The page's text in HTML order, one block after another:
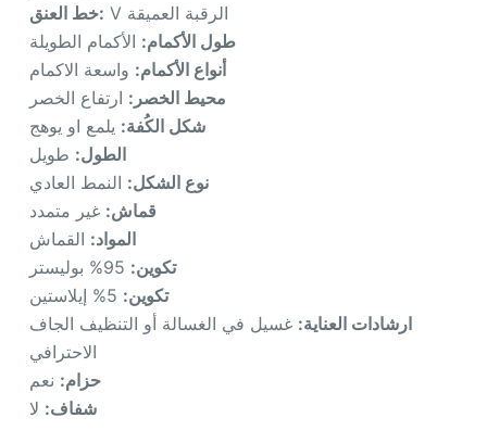
خط العنق:
V الرقبة العميقة
طول الأكمام: الأكمام الطويلة
أنواع الأكمام: واسعة الاكمام
محيط الخصر: ارتفاع الخصر
شكل الكُفة: يلمع او يوهج
الطول: طويل
نوع الشكل: النمط العادي
قماش: غير متمدد
المواد: القماش
تكوين:
تكوين:
ارشادات العناية: غسيل في الغسالة أو التنظيف الجاف
الاحترافي
حزام: نعم
شفاف: لا